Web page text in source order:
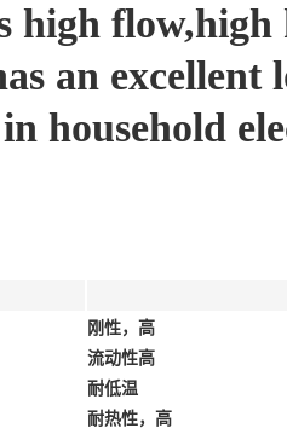
high
an excellent
household
刚性，高
流动性高
耐低温
耐热性，高